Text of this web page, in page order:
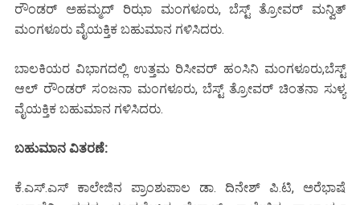
ರೌಂಡರ್ ಅಹಮ್ಮದ್ ರಿಝಾ ಮಂಗಳೂರು, ಬೆಸ್ಟ್ ತ್ರೋವರ್ ಮನ್ವಿತ್
ಮಂಗಳೂರು ವೈಯಕ್ತಿಕ ಬಹುಮಾನ ಗಳಿಸಿದರು.
ಬಾಲಕಿಯರ ವಿಭಾಗದಲ್ಲಿ ಉತ್ತಮ ರಿಸೀವರ್ ಹಂಸಿನಿ ಮಂಗಳೂರು,ಬೆಸ್ಟ್
ಆಲ್ ರೌಂಡರ್ ಸಂಜನಾ ಮಂಗಳೂರು, ಬೆಸ್ಟ್ ತ್ರೋವರ್ ಚಿಂತನಾ ಸುಳ್ಯ
ವೈಯಕ್ತಿಕ ಬಹುಮಾನ ಗಳಿಸಿದರು.
ಬಹುಮಾನ ವಿತರಣೆ:
ಕೆ.ಎಸ್.ಎಸ್ ಕಾಲೇಜಿನ ಪ್ರಾಂಶುಪಾಲ ಡಾ. ದಿನೇಶ್ ಪಿ.ಟಿ, ಅರೆಭಾಷೆ